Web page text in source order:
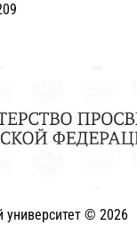
университет © 2026